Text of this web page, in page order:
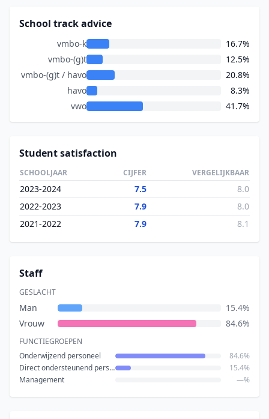
School track advice
vmbo-k
16.7%
vmbo-(g)t
12.5%
vmbo-(g)t / havo
20.8%
havo
8.3%
vwo
41.7%
Student satisfaction
SCHOOLJAAR CIJFER VERGELIJKBAAR
2023-2024 7.5
8.0
2022-2023
7.9
8.0
2021-2022
7.9 8.1
Staff
GESLACHT
Man
15.4%
Vrouw
84.6%
FUNCTIEGROEPEN
Onderwijzend personeel
84.6%
Direct ondersteunend personeel
15.4%
Management
—%